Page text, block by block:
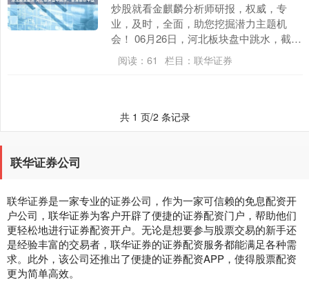
炒股就看金麒麟分析师研报，权威，专
业，及时，全面，助您挖掘潜力主题机
会！ 06月26日，河北板块盘中跳水，截至
09点37分，河北板块整体指数下跌
0.63%，报1....
阅读： 61 栏目： 联华证券
共 1 页/2 条记录
联华证券公司
联华证券是一家专业的证券公司，作为一家可信赖的免息配资开
户公司，联华证券为客户开辟了便捷的证券配资门户，帮助他们
更轻松地进行证券配资开户。无论是想要参与股票交易的新手还
是经验丰富的交易者，联华证券的证券配资服务都能满足各种需
求。此外，该公司还推出了便捷的证券配资APP，使得股票配资
更为简单高效。